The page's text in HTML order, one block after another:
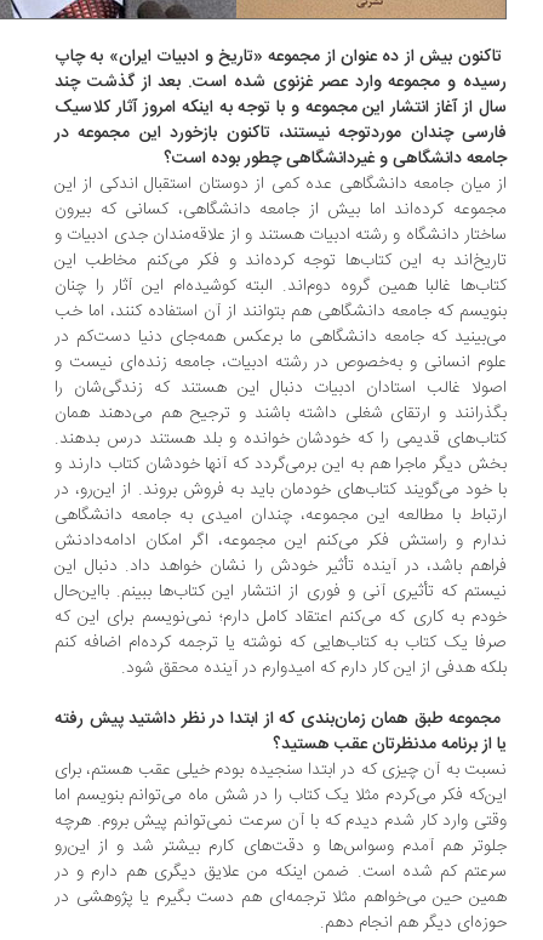
بیش از ده عنوان از مجموعه «تاریخ و ادبیات ایران» به چاپ
و مجموعه وارد عصر غزنوی شده است. بعد از گذشت چند
از آغاز انتشار این مجموعه و با توجه به اینکه امروز آثار کلاسیک
چندان موردتوجه نیستند، تاکنون بازخورد این مجموعه در
دانشگاهی و غیردانشگاهی چطور بوده است؟
میان جامعه دانشگاهی عده کمی از دوستان استقبال اندکی از این
کرده‌اند اما بیش از جامعه دانشگاهی،‌ کسانی که بیرون
دانشگاه و رشته ادبیات هستند و از علاقه‌مندان جدی ادبیات و
به این کتاب‌ها توجه کرده‌اند و فکر می‌کنم مخاطب این
غالبا همین گروه دوم‌اند. البته کوشیده‌ام این آثار را چنان
که جامعه دانشگاهی هم بتوانند از آن استفاده کنند، اما خب
که جامعه دانشگاهی ما برعکس همه‌جای دنیا دست‌کم در
انسانی و به‌خصوص در رشته ادبیات، جامعه زنده‌ای نیست و
غالب استادان ادبیات دنبال این هستند که زندگی‌شان را
و ارتقای شغلی داشته باشند و ترجیح هم می‌دهند همان
قدیمی را که خودشان خوانده و بلد هستند درس بدهند.
دیگر ماجرا هم به این برمی‌گردد که آنها خودشان کتاب دارند و
خود می‌گویند کتاب‌های خودمان باید به فروش بروند. از این‌رو، در
با مطالعه این مجموعه، چندان امیدی به جامعه دانشگاهی
و راستش فکر می‌کنم این مجموعه، اگر امکان ادامه‌دادنش
باشد، در آینده تأثیر خودش را نشان خواهد داد. دنبال این
که تأثیری آنی و فوری از انتشار این کتاب‌ها ببینم. بااین‌حال
به کاری که می‌کنم اعتقاد کامل دارم؛ نمی‌نویسم برای این که
یک کتاب به کتاب‌هایی که نوشته‌ یا ترجمه کرده‌ام اضافه کنم
هدفی از این کار دارم که امیدوارم در آینده محقق شود.
طبق همان زمان‌بندی که از ابتدا در نظر داشتید پیش رفته
از برنامه مدنظرتان عقب هستید؟
به آن چیزی که در ابتدا سنجیده بودم خیلی عقب هستم، برای
فکر می‌کردم مثلا یک کتاب را در شش ماه می‌توانم بنویسم اما
وارد کار شدم دیدم که با آن سرعت نمی‌توانم پیش بروم. هرچه
هم آمدم وسواس‌ها و دقت‌های کارم بیشتر شد و از این‌رو
کم شده است. ضمن اینکه من علایق دیگری هم دارم و در
حین می‌خواهم مثلا ترجمه‌ای هم دست بگیرم یا پژوهشی در
دیگر هم انجام دهم.